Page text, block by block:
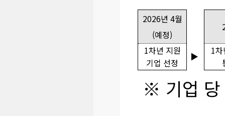
2026년 4월
(예정)
1차년 지원
기업 선정
▶
1
※ 기업 당